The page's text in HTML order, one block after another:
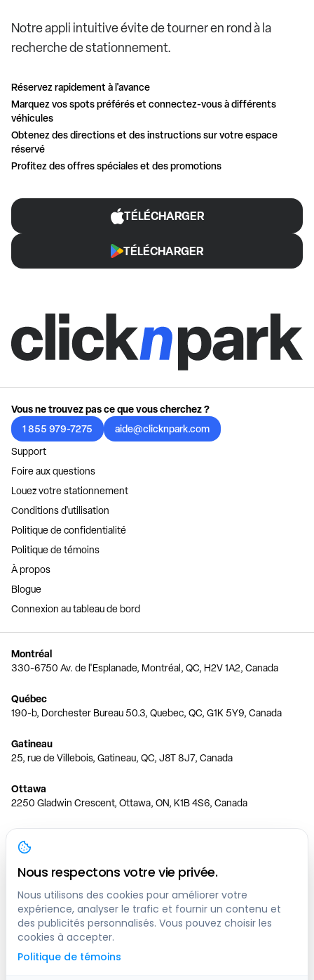
Notre appli intuitive évite de tourner en rond à la
recherche de stationnement.
Réservez rapidement à l'avance
Marquez vos spots préférés et connectez-vous à différents
véhicules
Obtenez des directions et des instructions sur votre espace
réservé
Profitez des offres spéciales et des promotions
TÉLÉCHARGER
TÉLÉCHARGER
Vous ne trouvez pas ce que vous cherchez ?
1 855 979-7275
aide@clicknpark.com
Support
Foire aux questions
Louez votre stationnement
Conditions d'utilisation
Politique de confidentialité
Politique de témoins
À propos
Blogue
Connexion au tableau de bord
Montréal
330-6750 Av. de l'Esplanade, Montréal, QC, H2V 1A2, Canada
Québec
190-b, Dorchester Bureau 50.3, Quebec, QC, G1K 5Y9, Canada
Gatineau
25, rue de Villebois, Gatineau, QC, J8T 8J7, Canada
Ottawa
2250 Gladwin Crescent, Ottawa, ON, K1B 4S6, Canada
Toronto
150 Ferrand Dr, 6th Floor, Toronto, ON, M3C 3E5, Canada
Vancouver
1200 W 73rd Ave #1415, Vancouver, BC, V6P 6G5, Canada
Calgary
444 5 Ave SW #400 Calgary, AB, T2P 2T8, Canada
Nous respectons votre vie privée.
Nous utilisons des cookies pour améliorer votre
expérience, analyser le trafic et fournir un contenu et
des publicités personnalisés. Vous pouvez choisir les
cookies à accepter.
Politique de témoins